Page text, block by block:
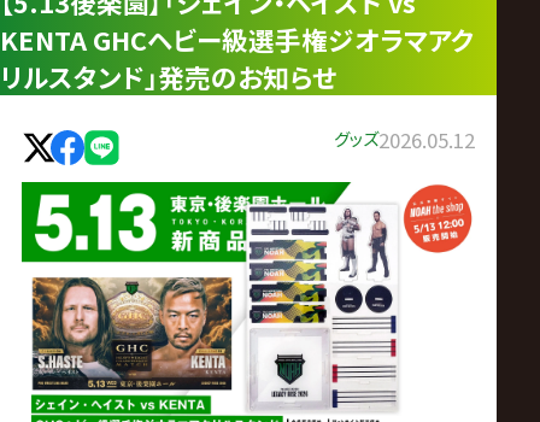
プ
ロ
レ
ス
リ
ン
KENTA GHCヘビー級選手権ジオラマアク
リルスタンド」発売のお知らせ
グッズ2026.05.12